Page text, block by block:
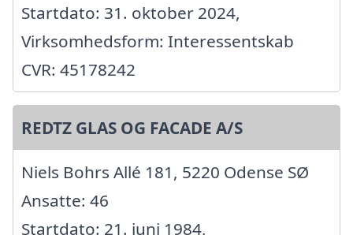
Startdato: 31. oktober 2024,
Virksomhedsform: Interessentskab
CVR: 45178242
REDTZ GLAS OG FACADE A/S
Niels Bohrs Allé 181, 5220 Odense SØ
Ansatte: 46
Startdato: 21. juni 1984,